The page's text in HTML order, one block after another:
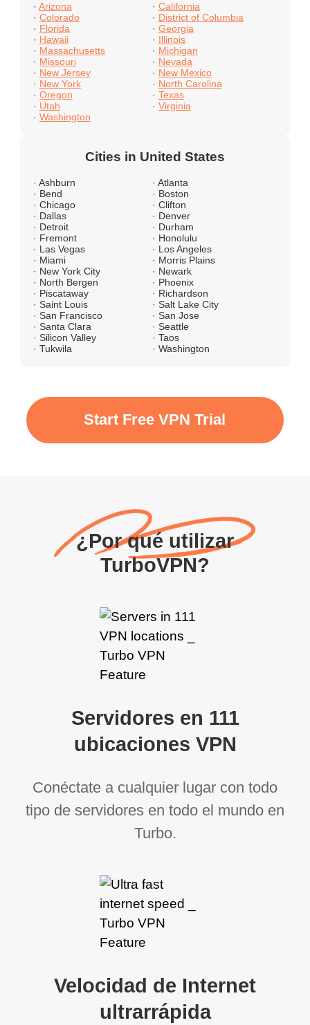
· Arizona · California
· Colorado · District of Columbia
· Florida · Georgia
· Hawaii · Illinois
· Massachusetts · Michigan
· Missouri · Nevada
· New Jersey · New Mexico
· New York · North Carolina
· Oregon · Texas
· Utah · Virginia
· Washington
Cities in United States
· Ashburn
· Atlanta
· Bend
· Boston
· Chicago
· Clifton
· Dallas
· Denver
· Detroit
· Durham
· Fremont
· Honolulu
· Las Vegas
· Los Angeles
· Miami
· Morris Plains
· New York City
· Newark
· North Bergen
· Phoenix
· Piscataway
· Richardson
· Saint Louis
· Salt Lake City
· San Francisco
· San Jose
· Santa Clara
· Seattle
· Silicon Valley
· Taos
· Tukwila
· Washington
Start Free VPN Trial
¿Por qué utilizar
TurboVPN?
Servidores en 111
ubicaciones VPN
Conéctate a cualquier lugar con todo
tipo de servidores en todo el mundo en
Turbo.
Velocidad de Internet
ultrarrápida